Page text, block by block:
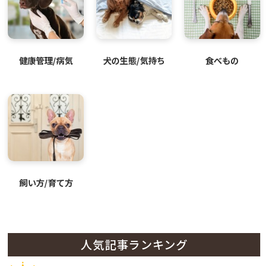
健康管理/病気 犬の生態/気持ち 食べもの
飼い方/育て方
人気記事ランキング